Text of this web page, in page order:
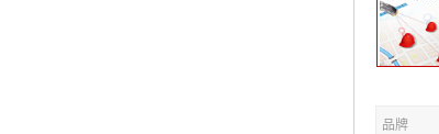
品牌